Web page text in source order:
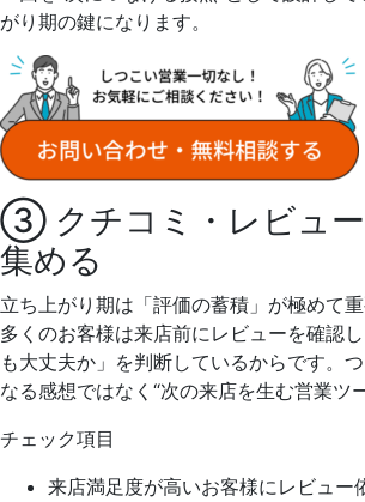
がり期の鍵になります。
③ クチコミ・レビュー
集める
立ち上がり期は「評価の蓄積」が極めて重
多くのお客様は来店前にレビューを確認
も大丈夫か」を判断しているからです。
なる感想ではなく“次の来店を生む営業ツ
チェック項目
来店満足度が高いお客様にレビュー